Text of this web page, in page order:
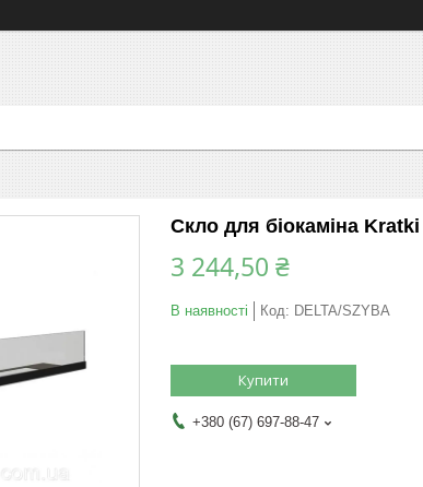
Скло для біокаміна Kratki
3 244,50 ₴
В наявності Код: DELTA/SZYBA
Купити
+380 (67) 697-88-47